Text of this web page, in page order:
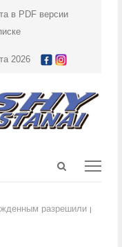
в PDF версии
2026
Open
разрешили